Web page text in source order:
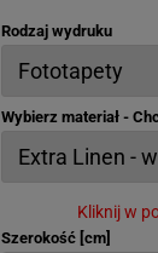
Rodzaj wydruku
Wybierz materiał -
Kliknij w
Szerokość [cm]